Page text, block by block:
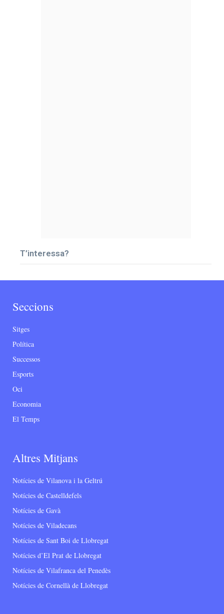
T’interessa?
Seccions
Sitges
Política
Successos
Esports
Oci
Economia
El Temps
Altres Mitjans
Notícies de Vilanova i la Geltrú
Notícies de Castelldefels
Notícies de Gavà
Notícies de Viladecans
Notícies de Sant Boi de Llobregat
Notícies d’El Prat de Llobregat
Notícies de Vilafranca del Penedès
Notícies de Cornellà de Llobregat